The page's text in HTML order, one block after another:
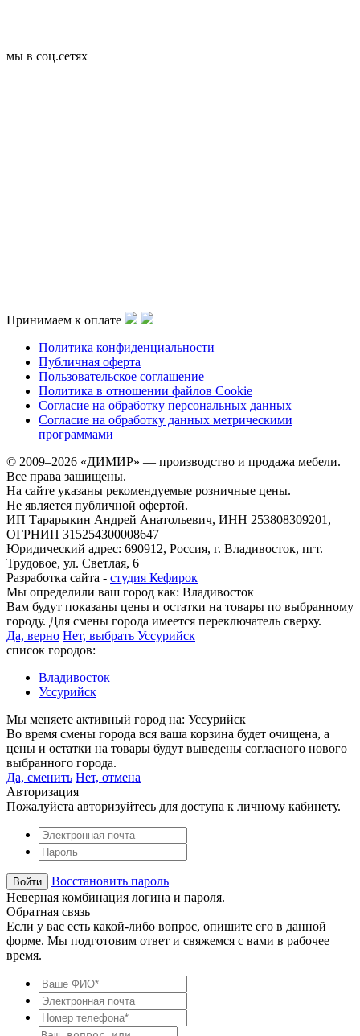
мы в соц.сетях
Принимаем к оплате
Политика конфиденциальности
Публичная оферта
Пользовательское соглашение
Политика в отношении файлов Cookie
Согласие на обработку персональных данных
Согласие на обработку данных метрическими
программами
© 2009–2026 «ДИМИР» — производство и продажа мебели.
Все права защищены.
На сайте указаны рекомендуемые розничные цены.
Не является публичной офертой.
ИП Тарарыкин Андрей Анатольевич, ИНН 253808309201,
ОГРНИП 315254300008647
Юридический адрес: 690912, Россия, г. Владивосток, пгт.
Трудовое, ул. Светлая, 6
Разработка сайта - студия Кефирок
Мы определили ваш город как: Владивосток
Вам будут показаны цены и остатки на товары по выбранному
городу. Для смены города имеется переключатель сверху.
Да, верно Нет, выбрать Уссурийск
список городов:
Владивосток
Уссурийск
Мы меняете активный город на: Уссурийск
Во время смены города вся ваша корзина будет очищена, а
цены и остатки на товары будут выведены согласного нового
выбранного города.
Да, сменить Нет, отмена
Авторизация
Пожалуйста авторизуйтесь для доступа к личному кабинету.
Восстановить пароль
Неверная комбинация логина и пароля.
Обратная связь
Если у вас есть какой-либо вопрос, опишите его в данной
форме. Мы подготовим ответ и свяжемся с вами в рабочее
время.